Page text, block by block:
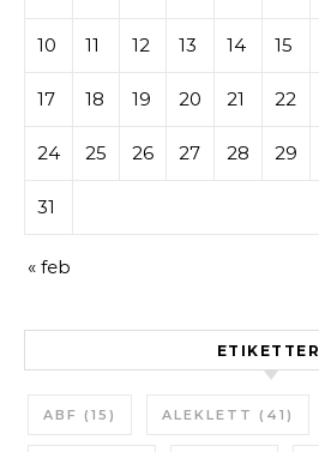
10 11 12 13 14 15
17 18 19 20 21 22
24 25 26 27 28 29
31
« feb
ETIKETTER
ABF (15) ALEKLETT (41)